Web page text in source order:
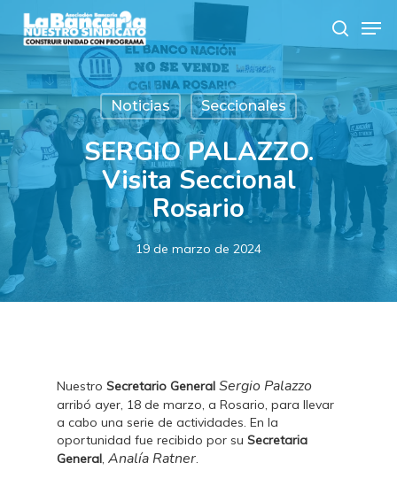
main
content
search
Noticias Seccionales
SERGIO PALAZZO.
Visita Seccional
Rosario
19 de marzo de 2024
NuestroSecretario General Sergio Palazzo
arribó ayer, 18 de marzo, a Rosario, para llevar
a cabo una serie de actividades. En la
oportunidad fue recibido por suSecretaria
General,Analía Ratner.